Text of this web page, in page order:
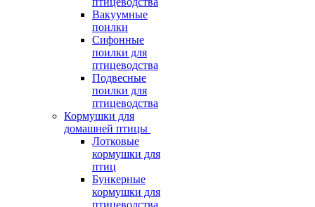
Вакуумные
поилки
Сифонные
поилки для
птицеводства
Подвесные
поилки для
птицеводства
Кормушки для
домашней птицы
Лотковые
кормушки для
птиц
Бункерные
кормушки для
птицеводства